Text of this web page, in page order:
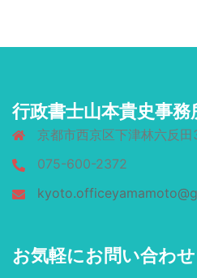
行政書士山本貴史事務
京都市西京区下津林六反田
075-600-2372
お気軽にお問い合わ